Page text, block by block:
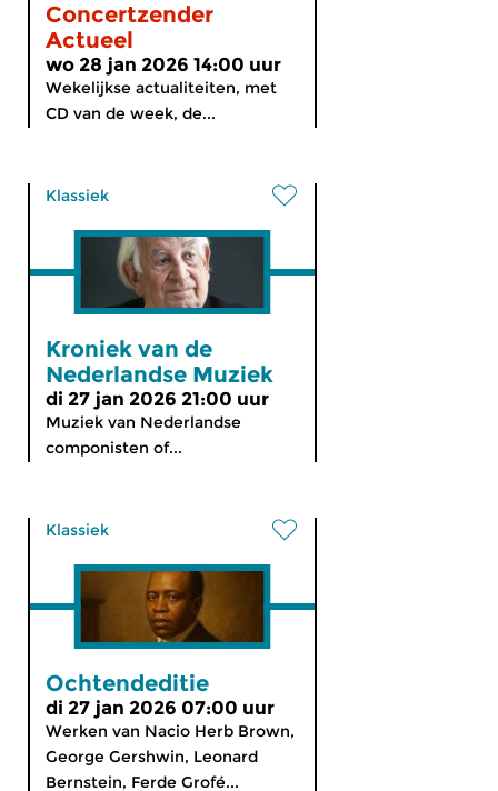
Concertzender
Actueel
wo 28 jan 2026 14:00 uur
Wekelijkse actualiteiten, met
CD van de week, de...
Klassiek
Kroniek van de
Nederlandse Muziek
di 27 jan 2026 21:00 uur
Muziek van Nederlandse
componisten of...
Klassiek
Ochtendeditie
di 27 jan 2026 07:00 uur
Werken van Nacio Herb Brown,
George Gershwin, Leonard
Bernstein, Ferde Grofé...